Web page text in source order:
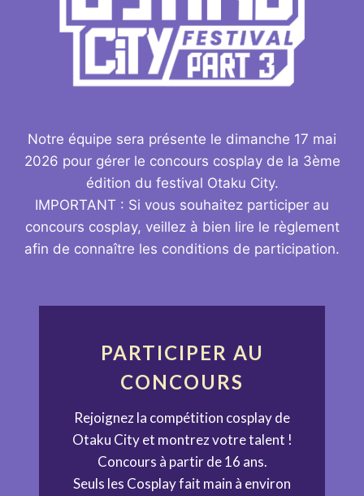
Notre équipe sera présente le dimanche 17 mai
2026 pour gérer le concours cosplay de la 3ème
édition du festival Otaku City.
IMPORTANT : Si vous souhaitez participer au
concours cosplay, veillez à bien lire le règlement
afin de connaître les conditions de participation.
PARTICIPER AU
CONCOURS
Rejoignez la compétition cosplay de
Otaku City et montrez votre talent !
Concours à partir de 16 ans.
Seuls les Cosplay fait main à environ